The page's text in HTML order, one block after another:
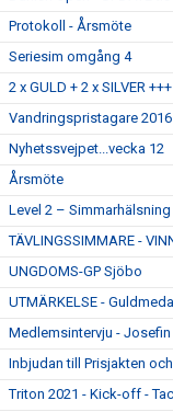
Protokoll - Årsmöte
Seriesim omgång 4
2 x GULD + 2 x SILVER
Vandringspristagare
Nyhetssvejpet...vecka 12
Årsmöte
Level 2 – Simmarhälsning
TÄVLINGSSIMMARE -
UNGDOMS-GP Sjöbo
UTMÄRKELSE -
Medlemsintervju -
Inbjudan till Prisjakten
Triton 2021 - Kick-off -